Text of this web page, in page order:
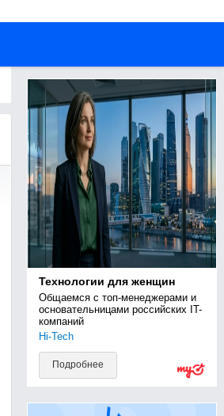
Технологии для женщин
Общаемся с топ-менеджерами и
основательницами российских IT-
компаний
Hi-Tech
Подробнее